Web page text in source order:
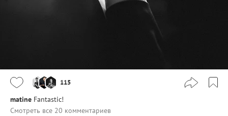
115
matine Fantastic!
Смотреть все 20 комментариев